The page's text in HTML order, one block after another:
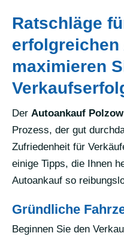
Ratschläge
erfolgreichen
maximieren
Der Autoankauf Polzow
Prozess, der gut
Zufriedenheit für
einige Tipps, die Ihnen
Autoankauf so
Gründliche
Beginnen Sie den